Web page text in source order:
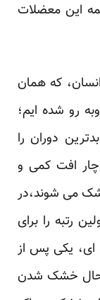
این معضلات
که همان
رو شده ایم؛
دوران را
افت کمی و
می شوند،در
رتبه را برای
ای، یکی پس از
حال خشک شدن